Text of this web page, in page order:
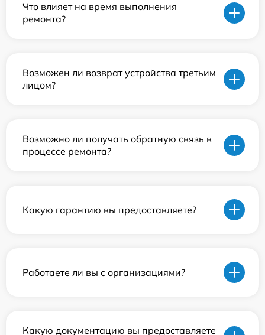
Что влияет на время выполнения
ремонта?
Возможен ли возврат устройства третьим
лицом?
Возможно ли получать обратную связь в
процессе ремонта?
Какую гарантию вы предоставляете?
Работаете ли вы с организациями?
Какую документацию вы предоставляете